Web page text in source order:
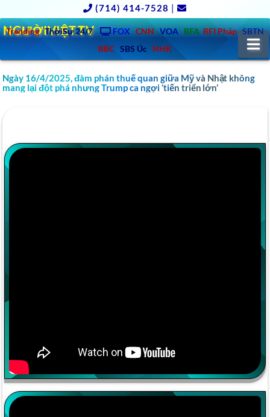
(714) 414-7528 |
Trending ThờiSự 24/7 FOX CNN VOA RFA RFI Pháp SBTN
BBC SBS Úc NHK
NGƯỜIVIỆT.TV
Ngày 16/4/2025, đàm phán thuế quan giữa Mỹ và Nhật không
mang lại đột phá nhưng Trump ca ngợi ‘tiến triển lớn’
trời của Rambo Refund team.